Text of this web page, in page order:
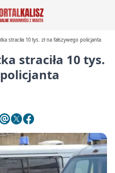
straciła 10 tys. zł na fałszywego policjanta
straciła 10 tys.
policjanta